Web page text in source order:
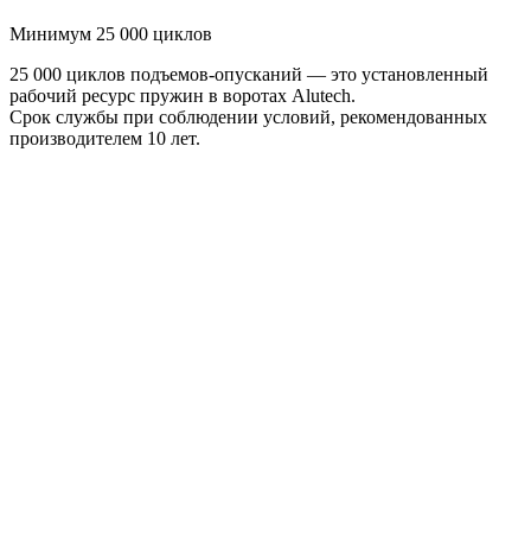
Минимум 25 000 циклов
25 000 циклов подъемов-опусканий — это установленный
рабочий ресурс пружин в воротах Alutech.
Срок службы при соблюдении условий, рекомендованных
производителем 10 лет.